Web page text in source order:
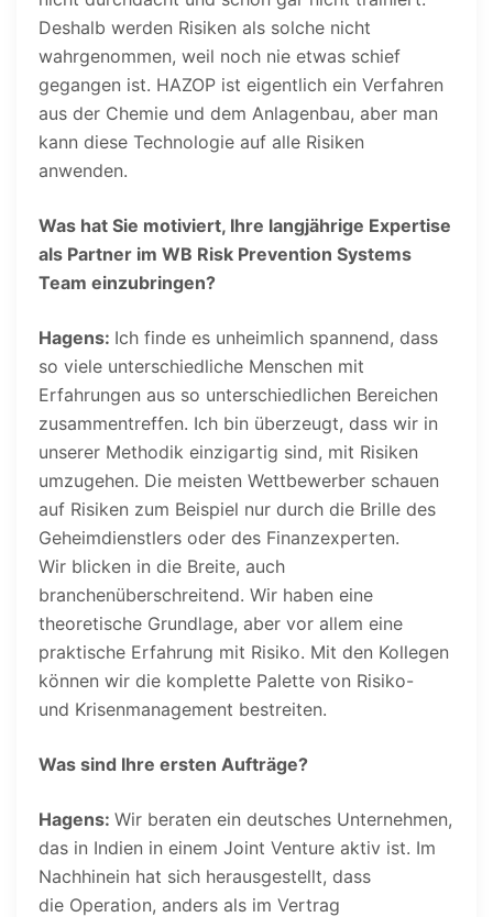
Deshalb werden Risiken als solche nicht
wahrgenommen, weil noch nie etwas schief
gegangen ist. HAZOP ist eigentlich ein Verfahren
aus der Chemie und dem Anlagenbau, aber man
kann diese Technologie auf alle Risiken
anwenden.
Was hat Sie motiviert, Ihre langjährige Expertise
als Partner im WB Risk Prevention Systems
Team einzubringen?
Hagens: Ich finde es unheimlich spannend, dass
so viele unterschiedliche Menschen mit
Erfahrungen aus so unterschiedlichen Bereichen
zusammentreffen. Ich bin überzeugt, dass wir in
unserer Methodik einzigartig sind, mit Risiken
umzugehen. Die meisten Wettbewerber schauen
auf Risiken zum Beispiel nur durch die Brille des
Geheimdienstlers oder des Finanzexperten.
Wir blicken in die Breite, auch
branchenüberschreitend. Wir haben eine
theoretische Grundlage, aber vor allem eine
praktische Erfahrung mit Risiko. Mit den Kollegen
können wir die komplette Palette von Risiko-
und Krisenmanagement bestreiten.
Was sind Ihre ersten Aufträge?
Hagens: Wir beraten ein deutsches Unternehmen,
das in Indien in einem Joint Venture aktiv ist. Im
Nachhinein hat sich herausgestellt, dass
die Operation, anders als im Vertrag